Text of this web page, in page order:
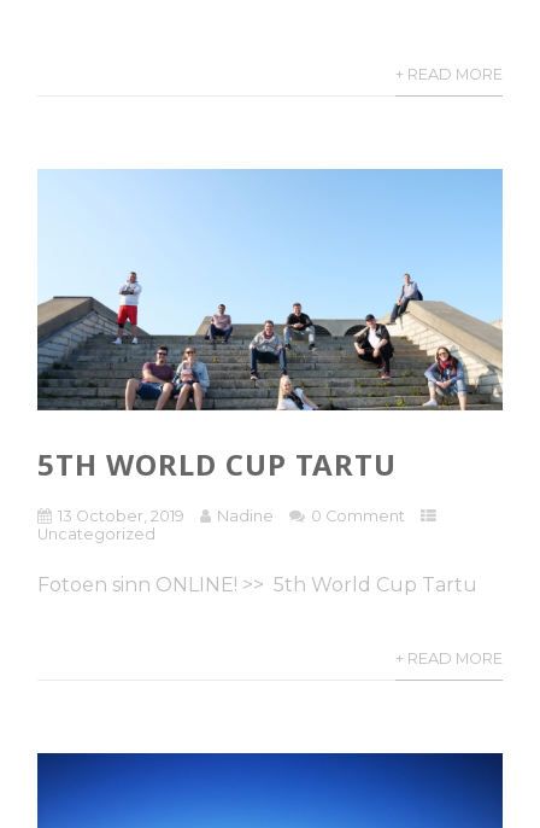
+ READ MORE
5TH WORLD CUP TARTU
13 October, 2019 Nadine
0 Comment
Uncategorized
Fotoen sinn ONLINE! >> 5th World Cup Tartu
+ READ MORE